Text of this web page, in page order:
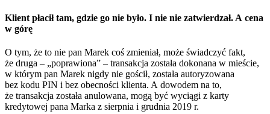
Klient płacił tam, gdzie go nie było. I nie nie zatwierdzał. A cena
w górę
O tym, że to nie pan Marek coś zmieniał, może świadczyć fakt,
że druga – „poprawiona” – transakcja została dokonana w mieście,
w którym pan Marek nigdy nie gościł, została autoryzowana
bez kodu PIN i bez obecności klienta. A dowodem na to,
że transakcja została anulowana, mogą być wyciągi z karty
kredytowej pana Marka z sierpnia i grudnia 2019 r.